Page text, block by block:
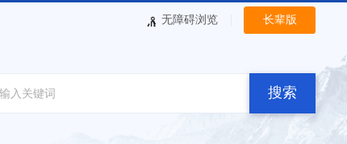
无障碍浏览 长辈版
搜索